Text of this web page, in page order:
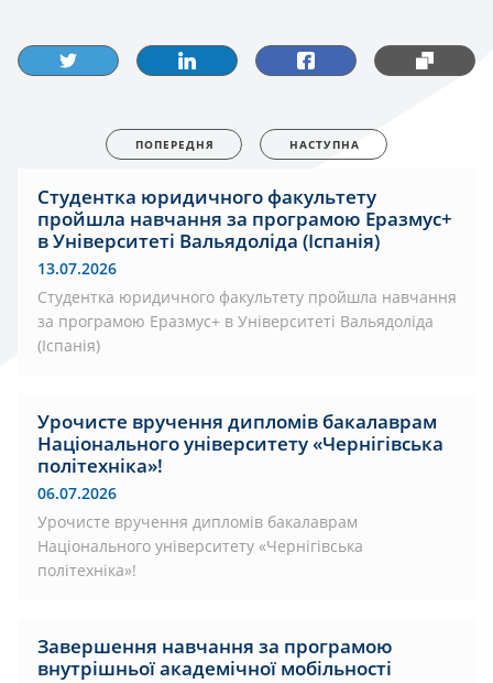
ПОПЕРЕДНЯ НАСТУПНА
Студентка юридичного факультету
пройшла навчання за програмою Еразмус+
в Університеті Вальядоліда (Іспанія)
13.07.2026
Студентка юридичного факультету пройшла навчання
за програмою Еразмус+ в Університеті Вальядоліда
(Іспанія)
Урочисте вручення дипломів бакалаврам
Національного університету «Чернігівська
політехніка»!
06.07.2026
Урочисте вручення дипломів бакалаврам
Національного університету «Чернігівська
політехніка»!
Завершення навчання за програмою
внутрішньої академічної мобільності